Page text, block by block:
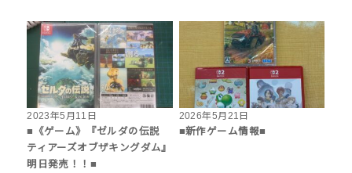
2023年5月11日
■《ゲーム》『ゼルダの伝説
ティアーズオブザキングダム』
明日発売！！■
2026年5月21日
■新作ゲーム情報■